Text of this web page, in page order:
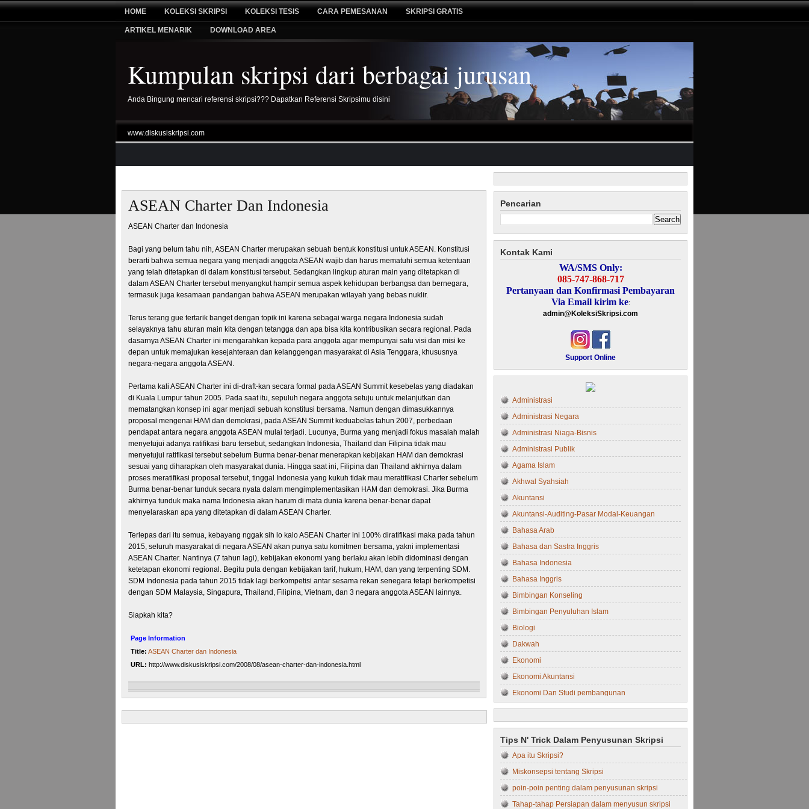
HOME KOLEKSI SKRIPSI KOLEKSI TESIS CARA PEMESANAN SKRIPSI GRATIS
ARTIKEL MENARIK DOWNLOAD AREA
Kumpulan skripsi dari berbagai jurusan
Anda Bingung mencari referensi skripsi??? Dapatkan Referensi Skripsimu disini
www.diskusiskripsi.com
ASEAN Charter Dan Indonesia
ASEAN Charter dan Indonesia
Bagi yang belum tahu nih, ASEAN Charter merupakan sebuah bentuk konstitusi untuk ASEAN. Konstitusi
berarti bahwa semua negara yang menjadi anggota ASEAN wajib dan harus mematuhi semua ketentuan
yang telah ditetapkan di dalam konstitusi tersebut. Sedangkan lingkup aturan main yang ditetapkan di
dalam ASEAN Charter tersebut menyangkut hampir semua aspek kehidupan berbangsa dan bernegara,
termasuk juga kesamaan pandangan bahwa ASEAN merupakan wilayah yang bebas nuklir.
Terus terang gue tertarik banget dengan topik ini karena sebagai warga negara Indonesia sudah
selayaknya tahu aturan main kita dengan tetangga dan apa bisa kita kontribusikan secara regional. Pada
dasarnya ASEAN Charter ini mengarahkan kepada para anggota agar mempunyai satu visi dan misi ke
depan untuk memajukan kesejahteraan dan kelanggengan masyarakat di Asia Tenggara, khususnya
negara-negara anggota ASEAN.
Pertama kali ASEAN Charter ini di-draft-kan secara formal pada ASEAN Summit kesebelas yang diadakan
di Kuala Lumpur tahun 2005. Pada saat itu, sepuluh negara anggota setuju untuk melanjutkan dan
mematangkan konsep ini agar menjadi sebuah konstitusi bersama. Namun dengan dimasukkannya
proposal mengenai HAM dan demokrasi, pada ASEAN Summit keduabelas tahun 2007, perbedaan
pendapat antara negara anggota ASEAN mulai terjadi. Lucunya, Burma yang menjadi fokus masalah malah
menyetujui adanya ratifikasi baru tersebut, sedangkan Indonesia, Thailand dan Filipina tidak mau
menyetujui ratifikasi tersebut sebelum Burma benar-benar menerapkan kebijakan HAM dan demokrasi
sesuai yang diharapkan oleh masyarakat dunia. Hingga saat ini, Filipina dan Thailand akhirnya dalam
proses meratifikasi proposal tersebut, tinggal Indonesia yang kukuh tidak mau meratifikasi Charter sebelum
Burma benar-benar tunduk secara nyata dalam mengimplementasikan HAM dan demokrasi. Jika Burma
akhirnya tunduk maka nama Indonesia akan harum di mata dunia karena benar-benar dapat
menyelaraskan apa yang ditetapkan di dalam ASEAN Charter.
Terlepas dari itu semua, kebayang nggak sih lo kalo ASEAN Charter ini 100% diratifikasi maka pada tahun
2015, seluruh masyarakat di negara ASEAN akan punya satu komitmen bersama, yakni implementasi
ASEAN Charter. Nantinya (7 tahun lagi), kebijakan ekonomi yang berlaku akan lebih didominasi dengan
ketetapan ekonomi regional. Begitu pula dengan kebijakan tarif, hukum, HAM, dan yang terpenting SDM.
SDM Indonesia pada tahun 2015 tidak lagi berkompetisi antar sesama rekan senegara tetapi berkompetisi
dengan SDM Malaysia, Singapura, Thailand, Filipina, Vietnam, dan 3 negara anggota ASEAN lainnya.
Siapkah kita?
Page Information
Title: ASEAN Charter dan Indonesia
URL: http://www.diskusiskripsi.com/2008/08/asean-charter-dan-indonesia.html
N
e
H
o
Pencarian
Kontak Kami
WA/SMS Only:
085-747-868-717
Pertanyaan dan Konfirmasi Pembayaran
Via Email kirim ke:
admin@KoleksiSkripsi.com
Support Online
Administrasi
Administrasi Negara
Administrasi Niaga-Bisnis
Administrasi Publik
Agama Islam
Akhwal Syahsiah
Akuntansi
Akuntansi-Auditing-Pasar Modal-Keuangan
Bahasa Arab
Bahasa dan Sastra Inggris
Bahasa Indonesia
Bahasa Inggris
Bimbingan Konseling
Bimbingan Penyuluhan Islam
Biologi
Dakwah
Ekonomi
Ekonomi Akuntansi
Ekonomi Dan Studi pembangunan
Ekonomi Manajemen
Filsafat
Fisika
Fisipol
Hukum
Hukum Perdata
Tips N' Trick Dalam Penyusunan Skripsi
Apa itu Skripsi?
Miskonsepsi tentang Skripsi
poin-poin penting dalam penyusunan skripsi
Tahap-tahap Persiapan dalam menyusun skripsi